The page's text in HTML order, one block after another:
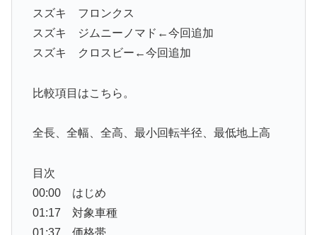
スズキ フロンクス
スズキ ジムニーノマド←今回追加
スズキ クロスビー←今回追加
比較項目はこちら。
全長、全幅、全高、最小回転半径、最低地上高
目次
00:00 はじめ
01:17 対象車種
01:37 価格帯